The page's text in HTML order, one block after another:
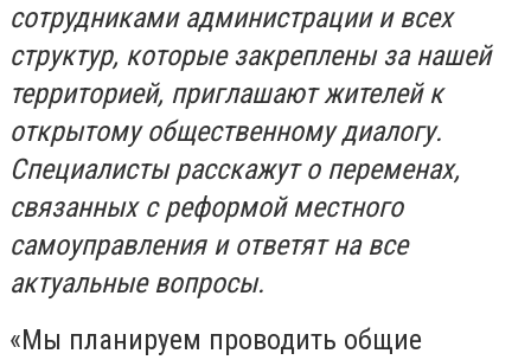
сотрудниками администрации и всех
структур, которые закреплены за нашей
территорией, приглашают жителей к
открытому общественному диалогу.
Специалисты расскажут о переменах,
связанных с реформой местного
самоуправления и ответят на все
актуальные вопросы.
«Мы планируем проводить общие